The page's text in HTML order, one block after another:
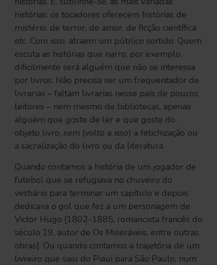
histórias: os tocadores oferecem histórias de
mistério, de terror, de amor, de ficção científica
etc. Com isso, atraem um público sortido. Quem
escuta as histórias que narro, por exemplo,
dificilmente será alguém que não se interessa
por livros. Não precisa ser um frequentador de
livrarias – faltam livrarias nesse país de poucos
leitores – nem mesmo de bibliotecas, apenas
alguém que goste de ler e que goste do
objeto livro, sem (volto a isso) a fetichização ou
a sacralização do livro ou da literatura.
Quando contamos a história de um jogador de
futebol que se refugiava no chuveiro do
vestiário para terminar um capítulo e depois
dedicava o gol que fez a um personagem de
Victor Hugo [1802-1885, romancista francês do
século 19, autor de Os Miseráveis, entre outras
obras]. Ou quando contamos a trajetória de um
livreiro que saiu do Piauí para São Paulo, num